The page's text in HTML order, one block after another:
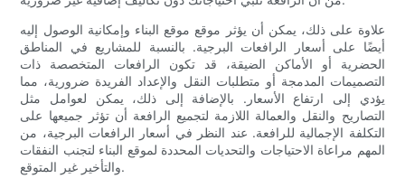
علاوة على ذلك، يمكن أن يؤثر موقع موقع البناء وإمكانية الوصول إليه
أيضًا على أسعار الرافعات البرجية. بالنسبة للمشاريع في المناطق
الحضرية أو الأماكن الضيقة، قد تكون الرافعات المتخصصة ذات
التصميمات المدمجة أو متطلبات النقل والإعداد الفريدة ضرورية، مما
يؤدي إلى ارتفاع الأسعار. بالإضافة إلى ذلك، يمكن لعوامل مثل
التصاريح والنقل والعمالة اللازمة لتجميع الرافعة أن تؤثر جميعها على
التكلفة الإجمالية للرافعة. عند النظر في أسعار الرافعات البرجية، من
المهم مراعاة الاحتياجات والتحديات المحددة لموقع البناء لتجنب النفقات
والتأخير غير المتوقع.